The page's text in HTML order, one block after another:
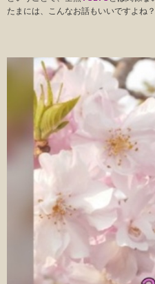
たまには、こんなお話もいいですよね